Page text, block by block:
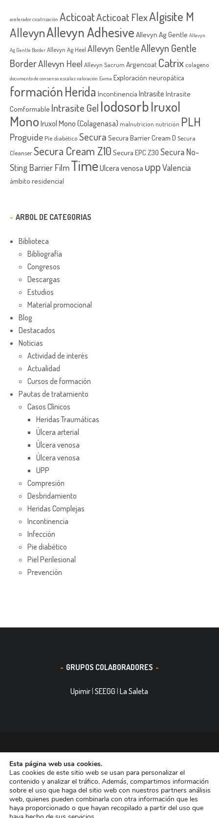
acelerador cicatrización ActicoatActicoat FlexAlgisite M
AllevynAllevyn Adhesive Allevyn Ag Gentle Allevyn
Ag Gentle Border Allevyn Ag Heel Allevyn GentleAllevyn Gentle
BorderAllevyn Heel Allevyn Sacrum Argencoat Catrix colageno
documento de consenso escalas valoración Ewma Exploración neuropática
formaciónHerida Incontinencia Intrasite Intrasite
Comformable Intrasite Gel IodosorbIruxol
MonoIruxol Mono (Colagenasa) malnutricion nutrición PLH
Proguide Píe diabético Secura Secura Barrier Cream D Secura
CleanserSecura Cream Z10 Secura EPC Z30 Secura No-
Sting Barrier FilmTimeUlcera venosa uppValencia
ámbito residencial
ARBOL DE CATEGORIAS
Biblioteca
Bibliografía
Congresos
Descargas
Estudios
Material promocional
Blog
Destacados
Noticias
Actividad de interés
Actualidad
Cursos de formación
Pautas de tratamiento
Casos Clínicos
Heridas Traumáticas
Úlcera arterial
Úlcera venosa
Úlcera venosa
UPP
Compresión
Desbridamiento
Heridas Complejas
Incontinencia
Infección
Pie diabético
Piel Perilesional
Prevención
GRUPOS COLABORADORES
Upimir|SEEGG |La Saleta
© 2016, Smith&Nephew, S.A. es un negocio mundial de
tecnología médica dedicada a mejorar la vida de las personas.
Nuestras divisiones de negocio ocupan las primeras posiciones
entre las empresas dedicadas a Reconstrucción Ortopédica,
Curación de heridas Medicina del Deporte y Trauma. Tiene casi
Esta página web usa cookies.
Las cookies de este sitio web se usan para personalizar el
contenido y analizar el tráfico. Además, compartimos información
sobre el uso que haga del sitio web con nuestros partners análisis
web, quienes pueden combinarla con otra información que les
haya proporcionado o que hayan recopilado a partir del uso que